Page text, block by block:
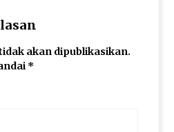
akan dipublikasikan.
*